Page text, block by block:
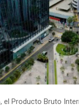
el Producto Bruto